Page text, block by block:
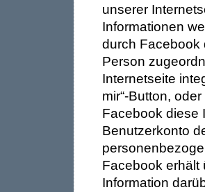
unserer
Informationen
durch Facebook
Person
Internetseite
mir“-Button,
Facebook diese
Benutzerkonto
Facebook erhält
Information